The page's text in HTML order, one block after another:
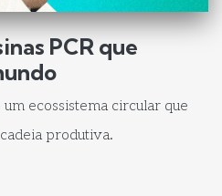
PCR que
ecossistema circular que
produtiva.